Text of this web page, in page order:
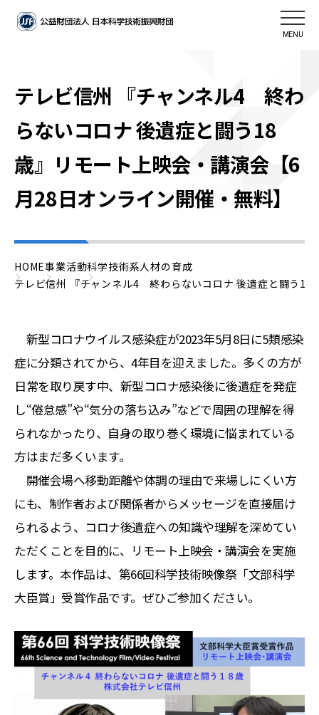
MENU
テレビ信州 『チャンネル4 終わ
らないコロナ 後遺症と闘う18
歳』リモート上映会・講演会【6
月28日オンライン開催・無料】
HOME事業活動科学技術系人材の育成
テレビ信州 『チャンネル4 終わらないコロナ 後遺症と闘う18
新型コロナウイルス感染症が2023年5月8日に5類感染
症に分類されてから、4年目を迎えました。多くの方が
日常を取り戻す中、新型コロナ感染後に後遺症を発症
し“倦怠感”や“気分の落ち込み”などで周囲の理解を得
られなかったり、自身の取り巻く環境に悩まれている
方はまだ多くいます。
開催会場へ移動距離や体調の理由で来場しにくい方
にも、制作者および関係者からメッセージを直接届け
られるよう、コロナ後遺症への知識や理解を深めてい
ただくことを目的に、リモート上映会・講演会を実施
します。本作品は、第66回科学技術映像祭「文部科学
大臣賞」受賞作品です。ぜひご参加ください。